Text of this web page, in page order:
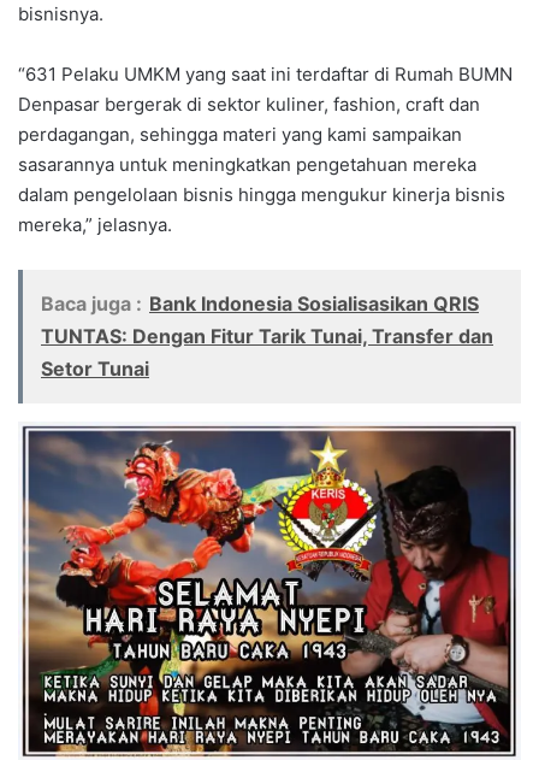
bisnisnya.
“631 Pelaku UMKM yang saat ini terdaftar di Rumah BUMN
Denpasar bergerak di sektor kuliner, fashion, craft dan
perdagangan, sehingga materi yang kami sampaikan
sasarannya untuk meningkatkan pengetahuan mereka
dalam pengelolaan bisnis hingga mengukur kinerja bisnis
mereka,” jelasnya.
Baca juga : Bank Indonesia Sosialisasikan QRIS
TUNTAS: Dengan Fitur Tarik Tunai, Transfer dan
Setor Tunai